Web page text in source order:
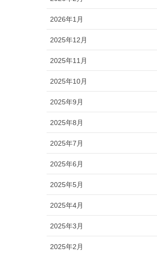
2026年1月
2025年12月
2025年11月
2025年10月
2025年9月
2025年8月
2025年7月
2025年6月
2025年5月
2025年4月
2025年3月
2025年2月